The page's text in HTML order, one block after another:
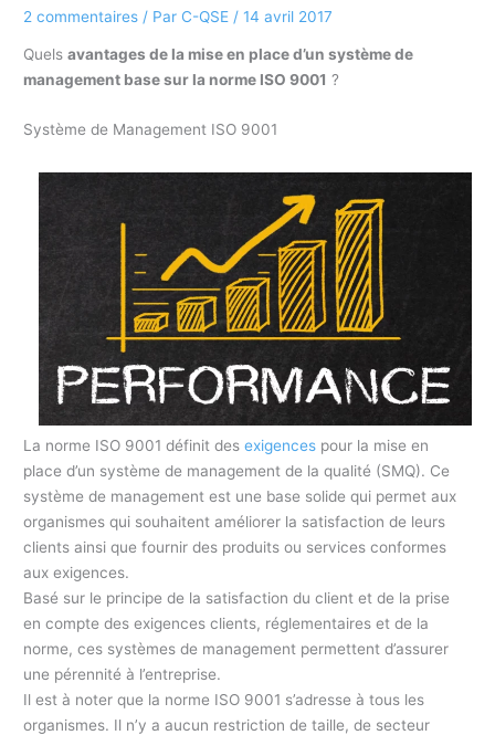
2 commentaires / Par C-QSE /14 avril 2017
Quelsavantages de la mise en place d’un système de
management base sur la norme ISO 9001 ?
Système de Management ISO 9001
La norme ISO 9001 définit desexigences pour la mise en
place d’un système de management de la qualité (SMQ). Ce
système de management est une base solide qui permet aux
organismes qui souhaitent améliorer la satisfaction de leurs
clients ainsi que fournir des produits ou services conformes
aux exigences.
Basé sur le principe de la satisfaction du client et de la prise
en compte des exigences clients, réglementaires et de la
norme, ces systèmes de management permettent d’assurer
une pérennité à l’entreprise.
Il est à noter que la norme ISO 9001 s’adresse à tous les
organismes. Il n’y a aucun restriction de taille, de secteur